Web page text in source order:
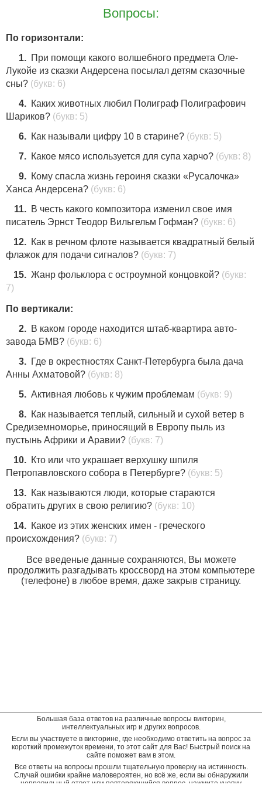
Вопросы:
По горизонтали:
1. При помощи какого волшебного предмета Оле-
Лукойе из сказки Андерсена посылал детям сказочные
сны? (букв: 6)
4. Каких животных любил Полиграф Полиграфович
Шариков? (букв: 5)
6. Как называли цифру 10 в старине? (букв: 5)
7. Какое мясо используется для супа харчо? (букв: 8)
9. Кому спасла жизнь героиня сказки «Русалочка»
Ханса Андерсена? (букв: 6)
11. В честь какого композитора изменил свое имя
писатель Эрнст Теодор Вильгельм Гофман? (букв: 6)
12. Как в речном флоте называется квадратный белый
флажок для подачи сигналов? (букв: 7)
15. Жанр фольклора с остроумной концовкой? (букв:
7)
По вертикали:
2. В каком городе находится штаб-квартира авто-
завода БМВ? (букв: 6)
3. Где в окрестностях Санкт-Петербурга была дача
Анны Ахматовой? (букв: 8)
5. Активная любовь к чужим проблемам (букв: 9)
8. Как называется теплый, сильный и сухой ветер в
Средиземноморье, приносящий в Европу пыль из
пустынь Африки и Аравии? (букв: 7)
10. Кто или что украшает верхушку шпиля
Петропавловского собора в Петербурге? (букв: 5)
13. Как называются люди, которые стараются
обратить других в свою религию? (букв: 10)
14. Какое из этих женских имен - греческого
происхождения? (букв: 7)
Все введеные данные сохраняются, Вы можете
продолжить разгадывать кроссворд на этом компьютере
(телефоне) в любое время, даже закрыв страницу.
Большая база ответов на различные вопросы викторин,
интеллектуальных игр и других вопросов.
Если вы участвуете в викторине, где необходимо ответить на вопрос за
короткий промежуток времени, то этот сайт для Вас! Быстрый поиск на
сайте поможет вам в этом.
Все ответы на вопросы прошли тщательную проверку на истинность.
Случай ошибки крайне маловероятен, но всё же, если вы обнаружили
неправильный ответ или повторяющийся вопрос, нажмите кнопку